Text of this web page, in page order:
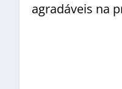
agradáveis na